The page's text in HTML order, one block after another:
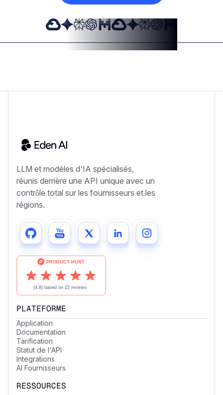
LLM et modèles d’IA spécialisés,
réunis derrière une API unique avec un
contrôle total sur les fournisseurs et les
régions.
PLATEFORME
Application
Documentation
Tarification
Statut de l'API
Integrations
AI Fournisseurs
RESSOURCES